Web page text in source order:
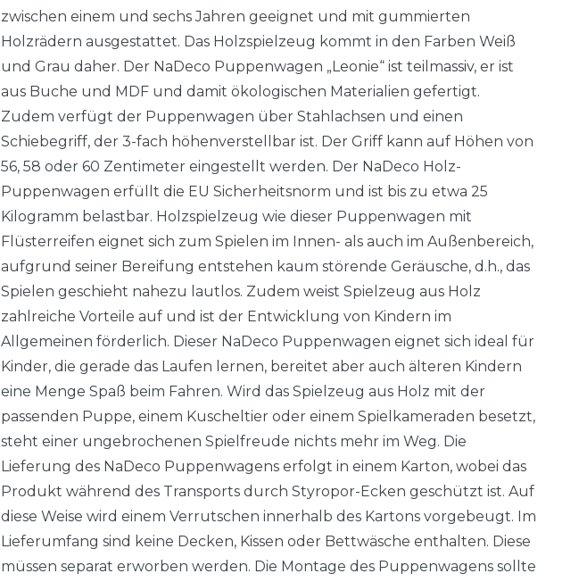
zwischen einem und sechs Jahren geeignet und mit gummierten
Holzrädern ausgestattet. Das Holzspielzeug kommt in den Farben Weiß
und Grau daher. Der NaDeco Puppenwagen „Leonie“ ist teilmassiv, er ist
aus Buche und MDF und damit ökologischen Materialien gefertigt.
Zudem verfügt der Puppenwagen über Stahlachsen und einen
Schiebegriff, der 3-fach höhenverstellbar ist. Der Griff kann auf Höhen von
56, 58 oder 60 Zentimeter eingestellt werden. Der NaDeco Holz-
Puppenwagen erfüllt die EU Sicherheitsnorm und ist bis zu etwa 25
Kilogramm belastbar. Holzspielzeug wie dieser Puppenwagen mit
Flüsterreifen eignet sich zum Spielen im Innen- als auch im Außenbereich,
aufgrund seiner Bereifung entstehen kaum störende Geräusche, d.h., das
Spielen geschieht nahezu lautlos. Zudem weist Spielzeug aus Holz
zahlreiche Vorteile auf und ist der Entwicklung von Kindern im
Allgemeinen förderlich. Dieser NaDeco Puppenwagen eignet sich ideal für
Kinder, die gerade das Laufen lernen, bereitet aber auch älteren Kindern
eine Menge Spaß beim Fahren. Wird das Spielzeug aus Holz mit der
passenden Puppe, einem Kuscheltier oder einem Spielkameraden besetzt,
steht einer ungebrochenen Spielfreude nichts mehr im Weg. Die
Lieferung des NaDeco Puppenwagens erfolgt in einem Karton, wobei das
Produkt während des Transports durch Styropor-Ecken geschützt ist. Auf
diese Weise wird einem Verrutschen innerhalb des Kartons vorgebeugt. Im
Lieferumfang sind keine Decken, Kissen oder Bettwäsche enthalten. Diese
müssen separat erworben werden. Die Montage des Puppenwagens sollte